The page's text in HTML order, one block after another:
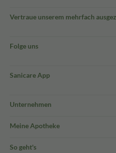
Vertraue unserem mehrfach
Folge uns
Sanicare App
Unternehmen
Meine Apotheke
So geht's